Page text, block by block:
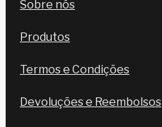
Sobre nós
Produtos
Termos e Condições
Devoluções e Reembolsos